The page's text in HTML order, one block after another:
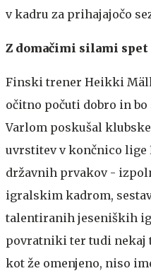
v kadru za prihajajočo
Z domačimi silami spet
Finski trener Heikki
očitno počuti dobro in
Varlom poskušal
uvrstitev v končnico lige
državnih prvakov -
igralskim kadrom,
talentiranih jeseniških
povratniki ter tudi nekaj
kot že omenjeno, niso